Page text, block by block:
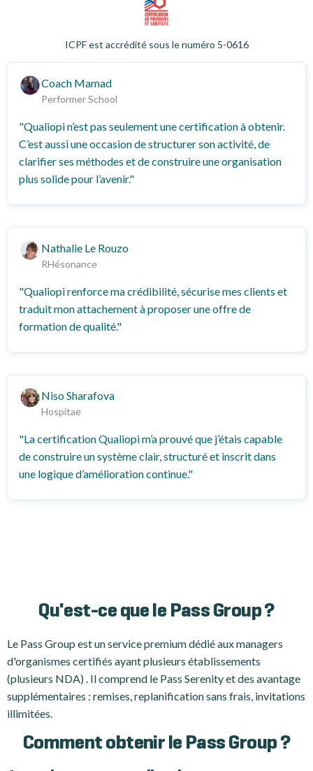
ICPF est accrédité sous le numéro 5-0616
Coach Mamad
Performer School
"Qualiopi n’est pas seulement une certification à obtenir.
C’est aussi une occasion de structurer son activité, de
clarifier ses méthodes et de construire une organisation
plus solide pour l’avenir."
Nathalie Le Rouzo
RHésonance
"Qualiopi renforce ma crédibilité, sécurise mes clients et
traduit mon attachement à proposer une offre de
formation de qualité."
Niso Sharafova
Hospitae
"La certification Qualiopi m’a prouvé que j’étais capable
de construire un système clair, structuré et inscrit dans
une logique d’amélioration continue."
Qu'est-ce que le Pass Group ?
Le Pass Group est un service premium dédié aux managers
d'organismes certifiés ayant plusieurs établissements
(plusieurs NDA) . Il comprend le Pass Serenity et des avantage
supplémentaires : remises, replanification sans frais, invitations
illimitées.
Comment obtenir le Pass Group ?